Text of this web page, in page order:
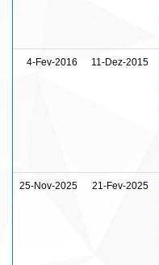
4-Fev-2016 11-Dez-2015
25-Nov-2025 21-Fev-2025